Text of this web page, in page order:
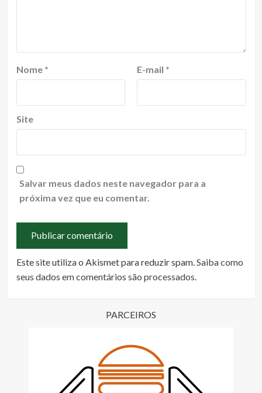
Nome * E-mail *
Site
Salvar meus dados neste navegador para a
próxima vez que eu comentar.
Este site utiliza o Akismet para reduzir spam.Saiba como
seus dados em comentários são processados.
PARCEIROS